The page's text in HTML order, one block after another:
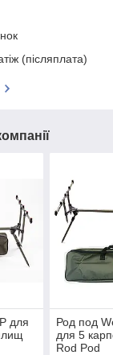
(післяплата)
для
Род под
для 5
Rod Pod